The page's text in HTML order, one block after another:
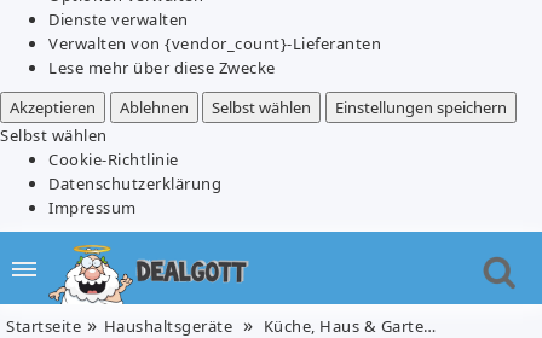
Dienste verwalten
Verwalten von {vendor_count}-Lieferanten
Lese mehr über diese Zwecke
Akzeptieren
Ablehnen Selbst wählen
Einstellungen speichern
Selbst wählen
Cookie-Richtlinie
Datenschutzerklärung
Impressum
Startseite Haushaltsgeräte Küche, Haus & Garten